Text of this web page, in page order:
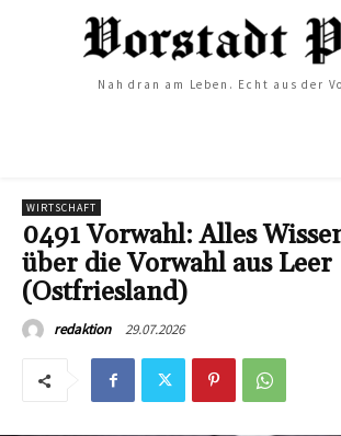
Nah dran am Leben. Echt aus der
WIRTSCHAFT
0491 Vorwahl: Alles
über die Vorwahl aus Leer
(Ostfriesland)
redaktion 29.07.2026